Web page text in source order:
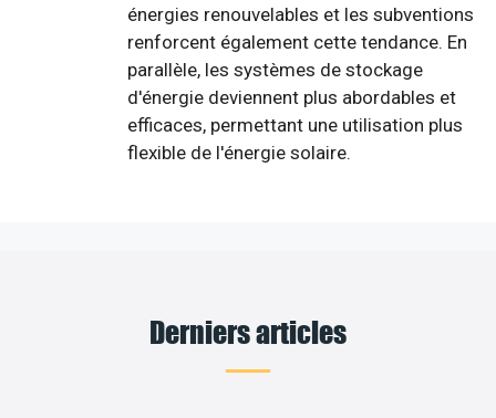
énergies renouvelables et les subventions
renforcent également cette tendance. En
parallèle, les systèmes de stockage
d'énergie deviennent plus abordables et
efficaces, permettant une utilisation plus
flexible de l'énergie solaire.
Derniers articles